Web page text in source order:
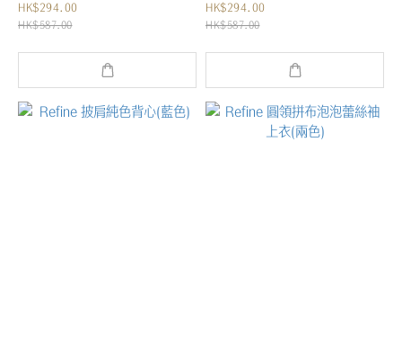
HK$294.00
HK$587.00
HK$294.00
HK$587.00